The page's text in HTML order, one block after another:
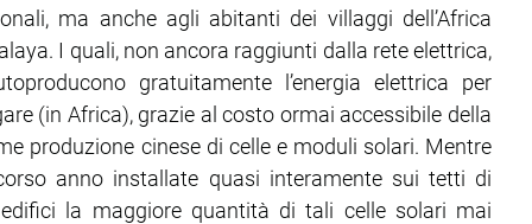
ma anche agli abitanti dei villaggi dell’Africa
I quali, non ancora raggiunti dalla rete elettrica,
gratuitamente l’energia elettrica per
(in Africa), grazie al costo ormai accessibile della
produzione cinese di celle e moduli solari. Mentre
anno installate quasi interamente sui tetti di
la maggiore quantità di tali celle solari mai